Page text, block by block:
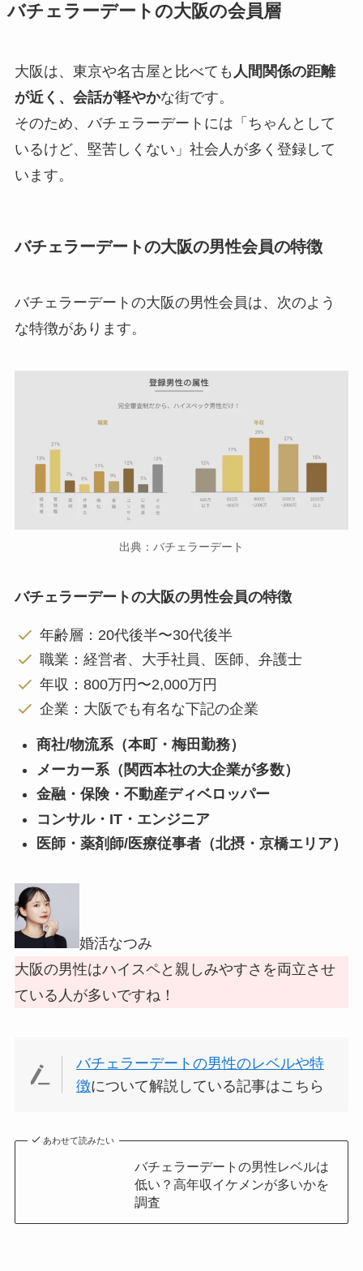
バチェラーデートの大阪の会員層
大阪は、東京や名古屋と比べても 人間関係の距離
が近く、会話が軽やかな街です。
そのため、バチェラーデートには「ちゃんとして
いるけど、堅苦しくない」社会人が多く登録して
います。
バチェラーデートの大阪の男性会員の特徴
バチェラーデートの大阪の男性会員は、次のよう
な特徴があります。
出典：バチェラーデート
バチェラーデートの大阪の男性会員の特徴
年齢層：20代後半〜30代後半
職業：経営者、大手社員、医師、弁護士
年収：800万円〜2,000万円
企業：大阪でも有名な下記の企業
商社/物流系（本町・梅田勤務）
メーカー系（関西本社の大企業が多数）
金融・保険・不動産ディベロッパー
コンサル・IT・エンジニア
医師・薬剤師/医療従事者（北摂・京橋エリア）
婚活なつみ
大阪の男性はハイスペと親しみやすさを両立させ
ている人が多いですね！
バチェラーデートの男性のレベルや特
徴について解説している記事はこちら
あわせて読みたい
バチェラーデートの男性レベルは
低い？高年収イケメンが多いかを
調査